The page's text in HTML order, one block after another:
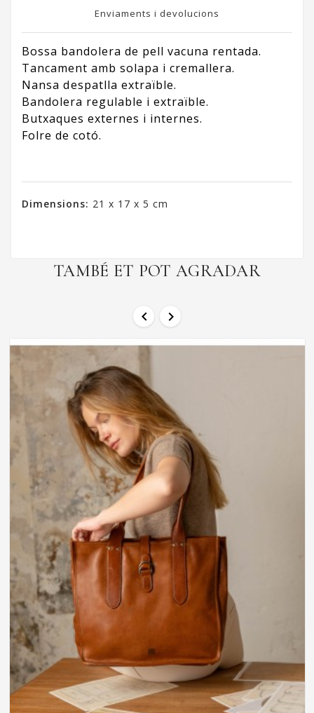
Enviaments i devolucions
Bossa bandolera de pell vacuna rentada.
Tancament amb solapa i cremallera.
Nansa despatlla extraïble.
Bandolera regulable i extraïble.
Butxaques externes i internes.
Folre de cotó.
Dimensions: 21 x 17 x 5 cm
TAMBÉ ET POT AGRADAR
 